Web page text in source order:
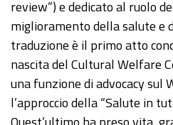
review”) e dedicato al ruolo
miglioramento della salute e
traduzione è il primo atto
nascita del Cultural Welfare
una funzione di advocacy sul
l’approccio della “Salute in